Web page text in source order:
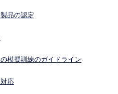
合、連絡先はこちら
品の認定
模擬訓練のガイドライン
応
マネージメントチーム (SMT)
ています。ソフォスの戦略的
の Joe Levy や SMT の他の経
ォスがサイバーセキュリティの
発展を遂げるためのビジョンを
す。
ダクトマーケティング担当バイ
わたり務め、世界向けのサイ